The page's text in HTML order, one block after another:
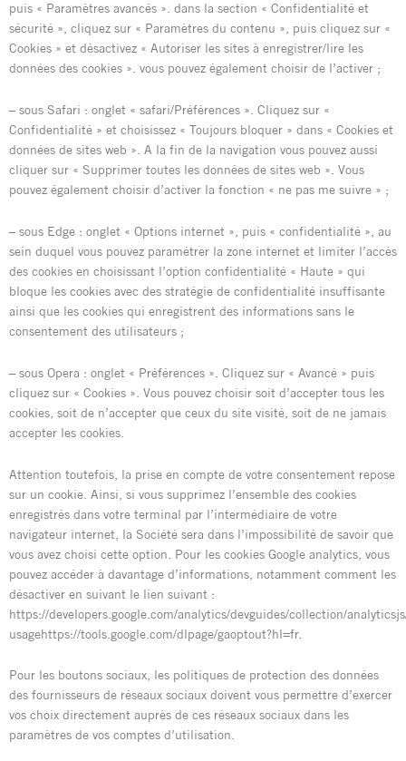
puis « Paramètres avancés ». dans la section « Confidentialité et
sécurité », cliquez sur « Paramètres du contenu », puis cliquez sur «
Cookies » et désactivez « Autoriser les sites à enregistrer/lire les
données des cookies ». vous pouvez également choisir de l’activer ;
– sous Safari : onglet « safari/Préférences ». Cliquez sur «
Confidentialité » et choisissez « Toujours bloquer » dans « Cookies et
données de sites web ». A la fin de la navigation vous pouvez aussi
cliquer sur « Supprimer toutes les données de sites web ». Vous
pouvez également choisir d’activer la fonction « ne pas me suivre » ;
– sous Edge : onglet « Options internet », puis « confidentialité », au
sein duquel vous pouvez paramétrer la zone internet et limiter l’accès
des cookies en choisissant l’option confidentialité « Haute » qui
bloque les cookies avec des stratégie de confidentialité insuffisante
ainsi que les cookies qui enregistrent des informations sans le
consentement des utilisateurs ;
– sous Opera : onglet « Préférences ». Cliquez sur « Avancé » puis
cliquez sur « Cookies ». Vous pouvez choisir soit d’accepter tous les
cookies, soit de n’accepter que ceux du site visité, soit de ne jamais
accepter les cookies.
Attention toutefois, la prise en compte de votre consentement repose
sur un cookie. Ainsi, si vous supprimez l’ensemble des cookies
enregistrés dans votre terminal par l’intermédiaire de votre
navigateur internet, la Société sera dans l’impossibilité de savoir que
vous avez choisi cette option. Pour les cookies Google analytics, vous
pouvez accéder à davantage d’informations, notamment comment les
désactiver en suivant le lien suivant :
https://developers.google.com/analytics/devguides/collection/
usagehttps://tools.google.com/dlpage/gaoptout?hl=fr.
Pour les boutons sociaux, les politiques de protection des données
des fournisseurs de réseaux sociaux doivent vous permettre d’exercer
vos choix directement auprès de ces réseaux sociaux dans les
paramètres de vos comptes d’utilisation.